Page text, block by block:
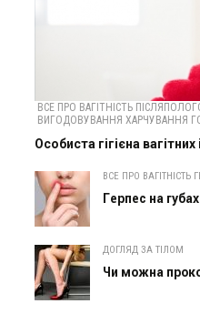
ВСЕ ПРО ВАГІТНІСТЬ
ВИГОДОВУВАННЯ ХАРЧУВАННЯ
Особиста гігієна
ВСЕ ПРО ВАГІТНІСТЬ
Герпес на
ДОГЛЯД ЗА ТІЛОМ
Чи можна